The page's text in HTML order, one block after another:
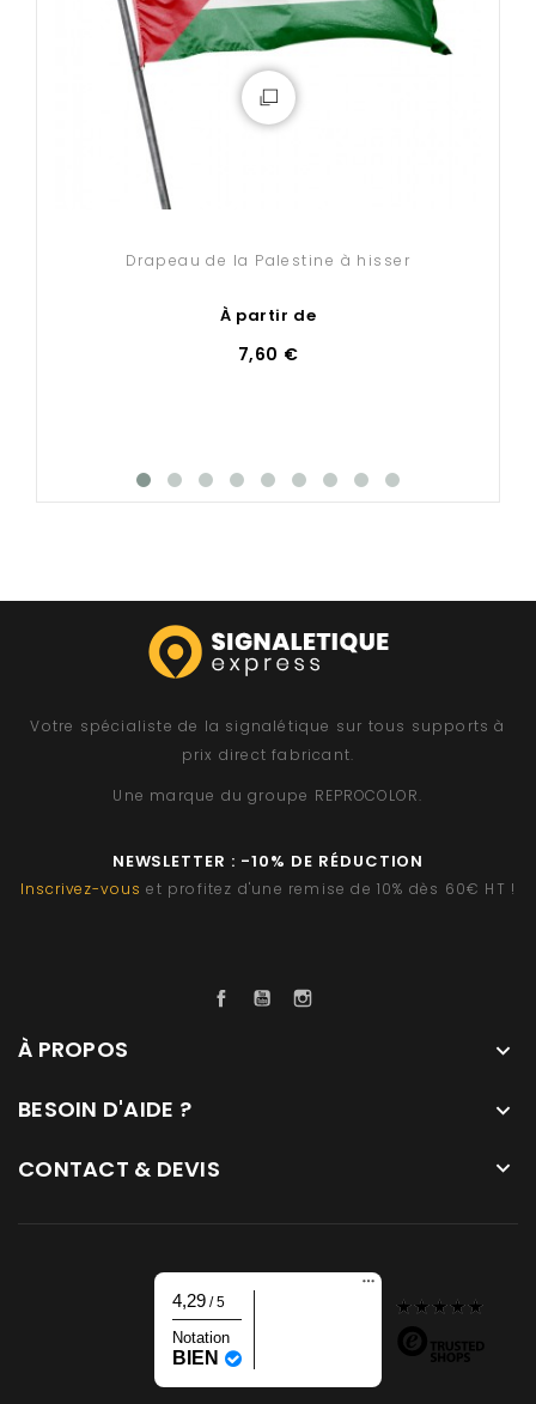
Drapeau de la Palestine à hisser
À partir de
7,60 €
Votre spécialiste de la signalétique sur tous supports à
prix direct fabricant.
Une marque du groupe REPROCOLOR.
NEWSLETTER : -10% DE RÉDUCTION
Inscrivez-vous et profitez d'une remise de 10% dès 60€ HT !
FacebookYouTube
À PROPOS 
BESOIN D'AIDE ? 
CONTACT & DEVIS 
4,29 / 5
Notation
BIEN